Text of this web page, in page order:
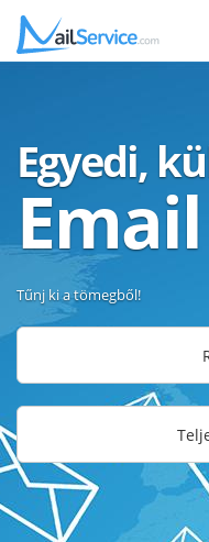
Egyedi,
Tűnj ki a tömegből!